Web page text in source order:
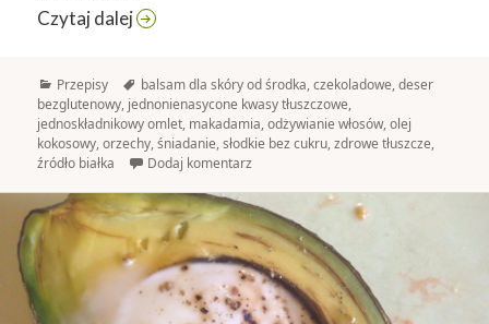
Czytaj dalejOrzechy makadamia
Kategorie
Przepisy Tagi
balsam dla skóry od środka,czekoladowe,deser
bezglutenowy, jednonienasycone kwasy tłuszczowe,
jednoskładnikowy omlet, makadamia,odżywianie włosów,olej
kokosowy,orzechy,śniadanie,słodkie bez cukru,zdrowe tłuszcze,
źródło białka
Dodaj komentarz